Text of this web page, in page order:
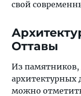
свой
Оттавы
Из
архитектурных
можно